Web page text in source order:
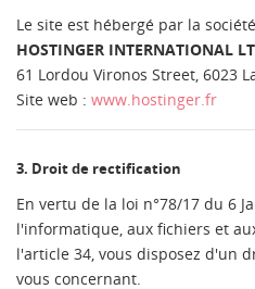
Le site est hébergé par la
HOSTINGER INTERNATIONAL
61 Lordou Vironos Street, 6023
Site web : www.hostinger.fr
3. Droit de rectification
En vertu de la loi n°78/17 du 6
l'informatique, aux fichiers et
l'article 34, vous disposez d'un
vous concernant.